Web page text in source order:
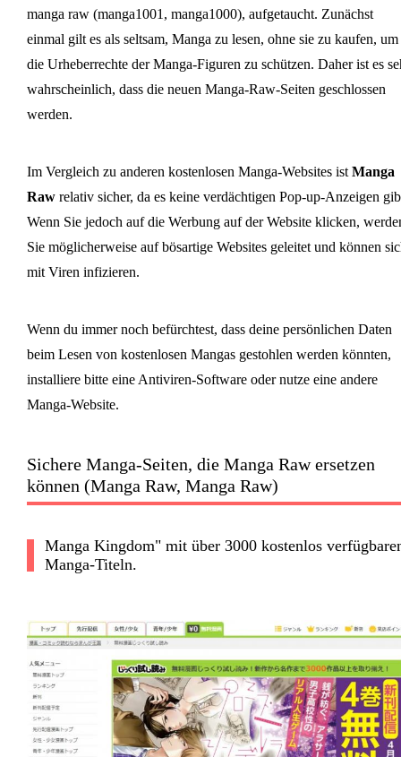
manga raw (manga1001, manga1000), aufgetaucht. Zunächst
einmal gilt es als seltsam, Manga zu lesen, ohne sie zu kaufen, um
die Urheberrechte der Manga-Figuren zu schützen. Daher ist es
wahrscheinlich, dass die neuen Manga-Raw-Seiten geschlossen
werden.
Im Vergleich zu anderen kostenlosen Manga-Websites ist Manga
Rawrelativ sicher, da es keine verdächtigen Pop-up-Anzeigen
Wenn Sie jedoch auf die Werbung auf der Website klicken,
Sie möglicherweise auf bösartige Websites geleitet und können
mit Viren infizieren.
Wenn du immer noch befürchtest, dass deine persönlichen Daten
beim Lesen von kostenlosen Mangas gestohlen werden könnten,
installiere bitte eine Antiviren-Software oder nutze eine andere
Manga-Website.
Sichere Manga-Seiten, die Manga Raw ersetzen
können (Manga Raw, Manga Raw)
Manga Kingdom" mit über 3000 kostenlos
Manga-Titeln.